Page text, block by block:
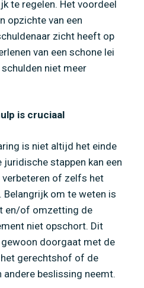
te regelen. Het voordeel
opzichte van een
zicht heeft op
van een schone lei
niet meer
is cruciaal
is niet altijd het einde
stappen kan een
of zelfs het
om te weten is
en/of omzetting de
niet opschort. Dit
doorgaat met de
gerechtshof of de
andere beslissing neemt.